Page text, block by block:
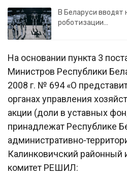
В Беларуси
роботизации…
На основании пункта 3
Министров Республики
2008 г. № 694 «О
органах управления
акции (доли в уставных
принадлежат Республике
административно-
Калинковичский районный
комитет РЕШИЛ: